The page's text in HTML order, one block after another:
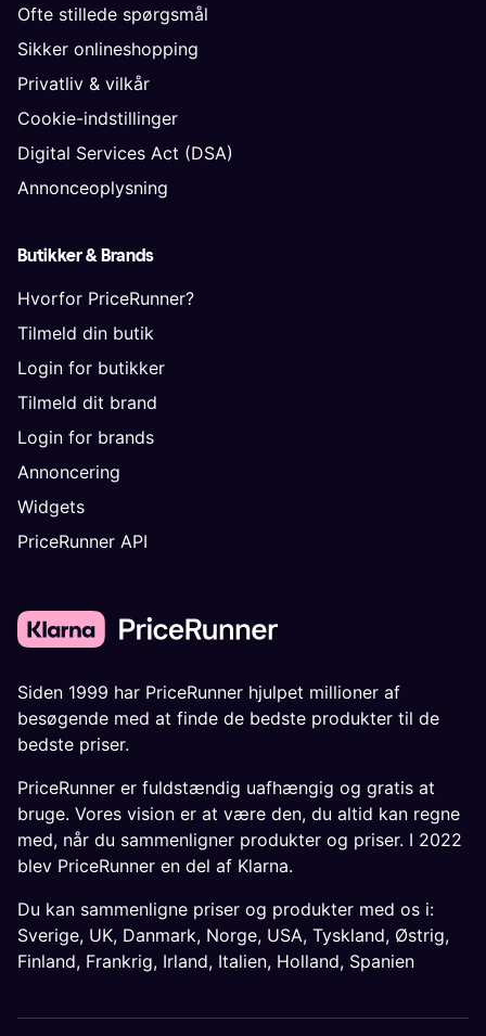
Ofte stillede spørgsmål
Sikker onlineshopping
Privatliv & vilkår
Cookie-indstillinger
Digital Services Act (DSA)
Annonceoplysning
Butikker & Brands
Hvorfor PriceRunner?
Tilmeld din butik
Login for butikker
Tilmeld dit brand
Login for brands
Annoncering
Widgets
PriceRunner API
Siden 1999 har PriceRunner hjulpet millioner af
besøgende med at finde de bedste produkter til de
bedste priser.
PriceRunner er fuldstændig uafhængig og gratis at
bruge. Vores vision er at være den, du altid kan regne
med, når du sammenligner produkter og priser. I 2022
blev PriceRunner en del af Klarna.
Du kan sammenligne priser og produkter med os i:
Sverige, UK, Danmark, Norge, USA, Tyskland, Østrig,
Finland, Frankrig, Irland, Italien, Holland, Spanien